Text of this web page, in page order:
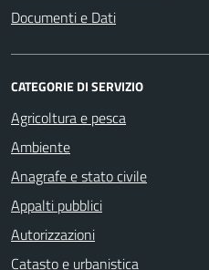
Documenti e Dati
CATEGORIE DI SERVIZIO
Agricoltura e pesca
Ambiente
Anagrafe e stato civile
Appalti pubblici
Autorizzazioni
Catasto e urbanistica